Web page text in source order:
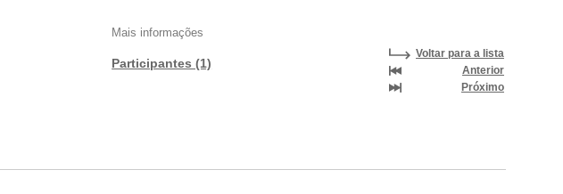
Mais informações
Participantes (1)
Voltar para a lista
Anterior
Próximo